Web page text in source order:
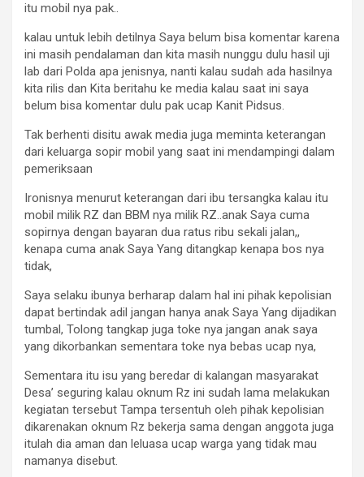
itu mobil nya pak..
kalau untuk lebih detilnya Saya belum bisa komentar karena
ini masih pendalaman dan kita masih nunggu dulu hasil uji
lab dari Polda apa jenisnya, nanti kalau sudah ada hasilnya
kita rilis dan Kita beritahu ke media kalau saat ini saya
belum bisa komentar dulu pak ucap Kanit Pidsus.
Tak berhenti disitu awak media juga meminta keterangan
dari keluarga sopir mobil yang saat ini mendampingi dalam
pemeriksaan
Ironisnya menurut keterangan dari ibu tersangka kalau itu
mobil milik RZ dan BBM nya milik RZ..anak Saya cuma
sopirnya dengan bayaran dua ratus ribu sekali jalan,,
kenapa cuma anak Saya Yang ditangkap kenapa bos nya
tidak,
Saya selaku ibunya berharap dalam hal ini pihak kepolisian
dapat bertindak adil jangan hanya anak Saya Yang dijadikan
tumbal, Tolong tangkap juga toke nya jangan anak saya
yang dikorbankan sementara toke nya bebas ucap nya,
Sementara itu isu yang beredar di kalangan masyarakat
Desa’ seguring kalau oknum Rz ini sudah lama melakukan
kegiatan tersebut Tampa tersentuh oleh pihak kepolisian
dikarenakan oknum Rz bekerja sama dengan anggota juga
itulah dia aman dan leluasa ucap warga yang tidak mau
namanya disebut.